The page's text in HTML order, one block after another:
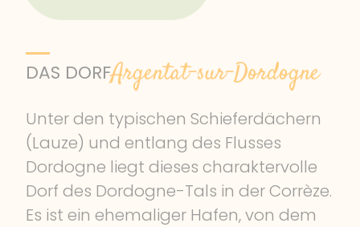
DAS DORFArgentat-sur-Dordogne
Unter den typischen Schieferdächern
(Lauze) und entlang des Flusses
Dordogne liegt dieses charaktervolle
Dorf des Dordogne-Tals in der Corrèze.
Es ist ein ehemaliger Hafen, von dem